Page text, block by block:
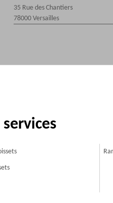
35 Rue des Chantiers
78000 Versailles